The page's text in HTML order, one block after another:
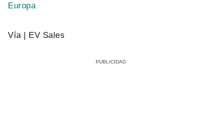
Europa
Vía | EV Sales